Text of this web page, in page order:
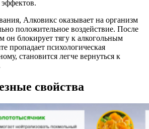
Алковикс оказывает на организм
положительное воздействие. После
он блокирует тягу к алкогольным
пропадает психологическая
становится легче вернуться к
свойства